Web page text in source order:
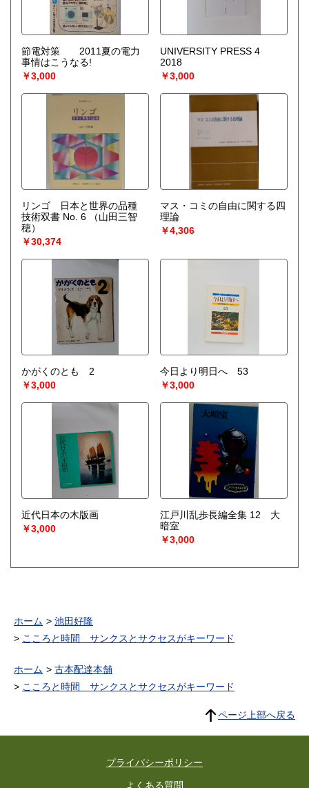
節電対策 2011夏の電力
事情はこうなる!
￥3,000
UNIVERSITY PRESS 4
2018
￥3,000
リンゴ 日本と世界の品種
技術双書 No. 6
（山田三智
穂）
￥30,374
マス・コミの自由に関する四
理論
￥4,306
かがくのとも 2
￥3,000
今日より明日へ 53
￥3,000
近代日本の木版画
￥3,000
江戸川乱歩長編全集 12 大
暗室
￥3,000
ホーム
池田好隆
こころと時間 サンクスとサクセスがキーワード
ホーム
古本配達本舗
こころと時間 サンクスとサクセスがキーワード
ページ上部へ戻る
プライバシーポリシー
よくある質問